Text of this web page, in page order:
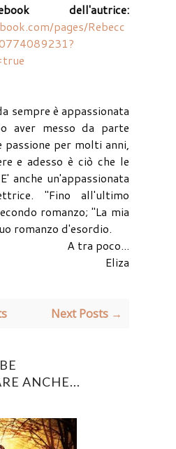
dell'autrice:
pages/Rebecc
sempre è appassionata
aver messo da parte
passione per molti anni,
e adesso è ciò che le
anche un'appassionata
"Fino all'ultimo
romanzo; "La mia
romanzo d'esordio.
A tra poco...
Eliza
Next Posts →
ANCHE...